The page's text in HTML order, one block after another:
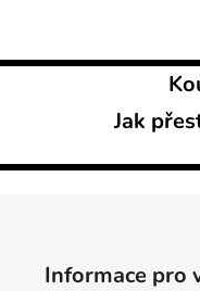
Jak
Informace pro